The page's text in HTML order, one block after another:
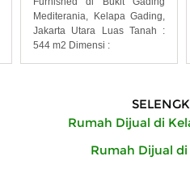
Mediterania, Kelapa Gading,
Jakarta Utara Luas Tanah :
544 m2 Dimensi :
Rumah Dijual di
Rumah Dijual